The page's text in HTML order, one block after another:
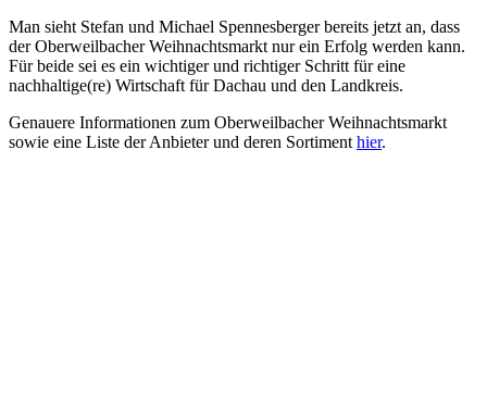
Man sieht Stefan und Michael Spennesberger bereits jetzt an, dass
der Oberweilbacher Weihnachtsmarkt nur ein Erfolg werden kann.
Für beide sei es ein wichtiger und richtiger Schritt für eine
nachhaltige(re) Wirtschaft für Dachau und den Landkreis.
Genauere Informationen zum Oberweilbacher Weihnachtsmarkt
sowie eine Liste der Anbieter und deren Sortiment hier.